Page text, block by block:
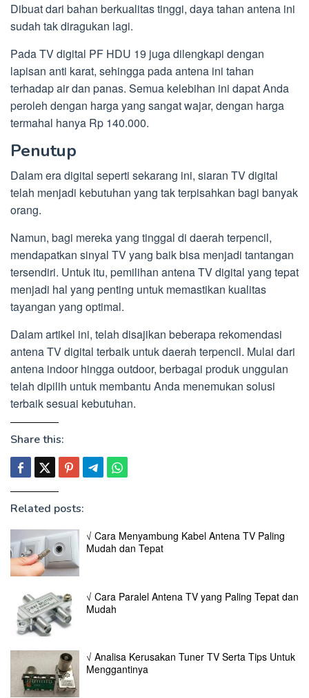
Dibuat dari bahan berkualitas tinggi, daya tahan antena ini
sudah tak diragukan lagi.
Pada TV digital PF HDU 19 juga dilengkapi dengan
lapisan anti karat, sehingga pada antena ini tahan
terhadap air dan panas. Semua kelebihan ini dapat Anda
peroleh dengan harga yang sangat wajar, dengan harga
termahal hanya Rp 140.000.
Penutup
Dalam era digital seperti sekarang ini, siaran TV digital
telah menjadi kebutuhan yang tak terpisahkan bagi banyak
orang.
Namun, bagi mereka yang tinggal di daerah terpencil,
mendapatkan sinyal TV yang baik bisa menjadi tantangan
tersendiri. Untuk itu, pemilihan antena TV digital yang tepat
menjadi hal yang penting untuk memastikan kualitas
tayangan yang optimal.
Dalam artikel ini, telah disajikan beberapa rekomendasi
antena TV digital terbaik untuk daerah terpencil. Mulai dari
antena indoor hingga outdoor, berbagai produk unggulan
telah dipilih untuk membantu Anda menemukan solusi
terbaik sesuai kebutuhan.
Share this:
Related posts:
√ Cara Menyambung Kabel Antena TV Paling
Mudah dan Tepat
√ Cara Paralel Antena TV yang Paling Tepat dan
Mudah
√ Analisa Kerusakan Tuner TV Serta Tips Untuk
Menggantinya